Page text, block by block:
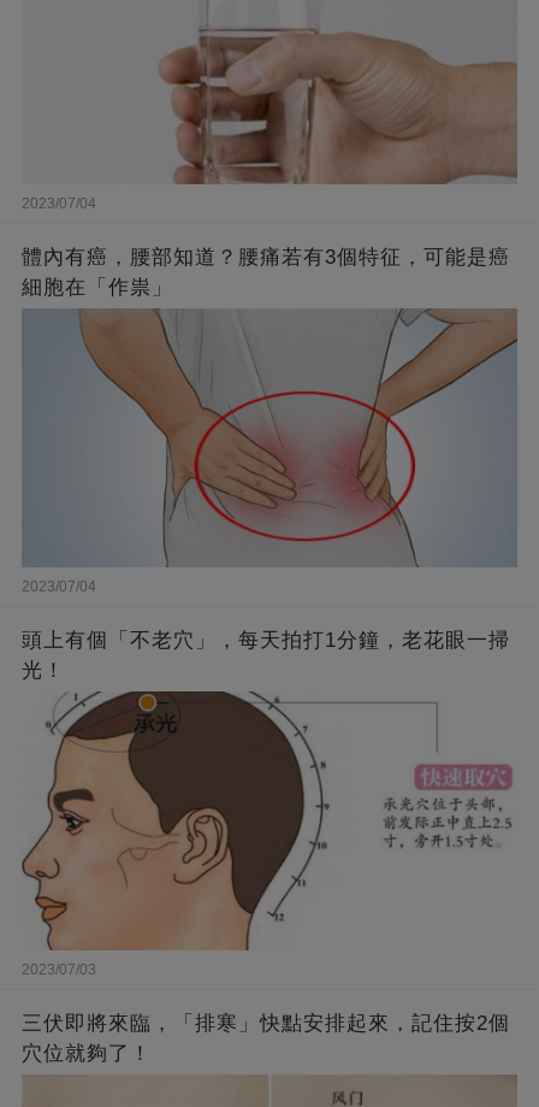
2023/07/04
體內有癌，腰部知道？腰痛若有3個特征，可能是癌
細胞在「作祟」
2023/07/04
頭上有個「不老穴」，每天拍打1分鐘，老花眼一掃
光！
2023/07/03
三伏即將來臨，「排寒」快點安排起來，記住按2個
穴位就夠了！